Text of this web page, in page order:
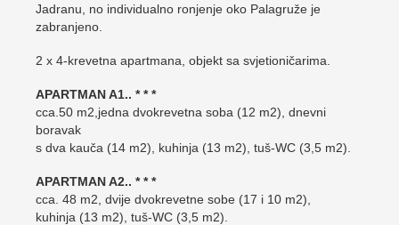
Jadranu, no individualno ronjenje oko Palagruže je
zabranjeno.
2 x 4-krevetna apartmana, objekt sa svjetioničarima.
APARTMAN A1.. * * *
cca.50 m2,jedna dvokrevetna soba (12 m2), dnevni
boravak
s dva kauča (14 m2), kuhinja (13 m2), tuš-WC (3,5 m2).
APARTMAN A2.. * * *
cca. 48 m2, dvije dvokrevetne sobe (17 i 10 m2),
kuhinja (13 m2), tuš-WC (3,5 m2).